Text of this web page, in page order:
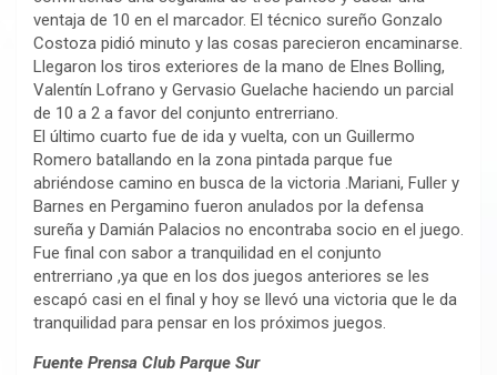
ventaja de 10 en el marcador. El técnico sureño Gonzalo
Costoza pidió minuto y las cosas parecieron encaminarse.
Llegaron los tiros exteriores de la mano de Elnes Bolling,
Valentín Lofrano y Gervasio Guelache haciendo un parcial
de 10 a 2 a favor del conjunto entrerriano.
El último cuarto fue de ida y vuelta, con un Guillermo
Romero batallando en la zona pintada parque fue
abriéndose camino en busca de la victoria .Mariani, Fuller y
Barnes en Pergamino fueron anulados por la defensa
sureña y Damián Palacios no encontraba socio en el juego.
Fue final con sabor a tranquilidad en el conjunto
entrerriano ,ya que en los dos juegos anteriores se les
escapó casi en el final y hoy se llevó una victoria que le da
tranquilidad para pensar en los próximos juegos.
Fuente Prensa Club Parque Sur